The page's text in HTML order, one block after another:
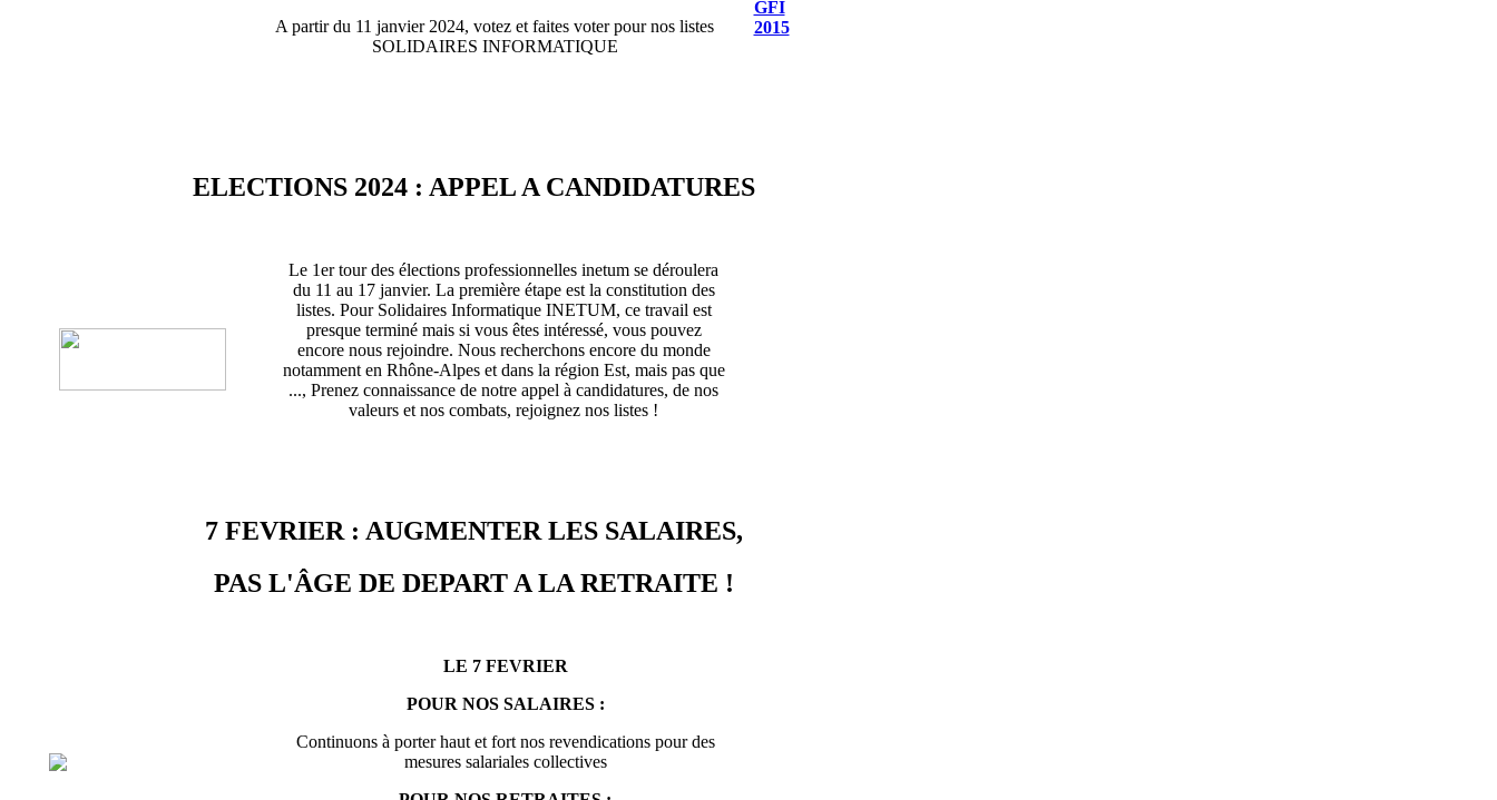
A partir du 11 janvier 2024, votez et faites voter pour nos listes
SOLIDAIRES INFORMATIQUE
ELECTIONS 2024 : APPEL A CANDIDATURES
Le 1er tour des élections professionnelles inetum se déroulera
du 11 au 17 janvier. La première étape est la constitution des
listes. Pour Solidaires Informatique INETUM, ce travail est
presque terminé mais si vous êtes intéressé, vous pouvez
encore nous rejoindre. Nous recherchons encore du monde
notamment en Rhône-Alpes et dans la région Est, mais pas que
..., Prenez connaissance de notre appel à candidatures, de nos
valeurs et nos combats, rejoignez nos listes !
7 FEVRIER : AUGMENTER LES SALAIRES,
PAS L'ÂGE DE DEPART A LA RETRAITE !
LE 7 FEVRIER
POUR NOS SALAIRES :
Continuons à porter haut et fort nos revendications pour des
mesures salariales collectives